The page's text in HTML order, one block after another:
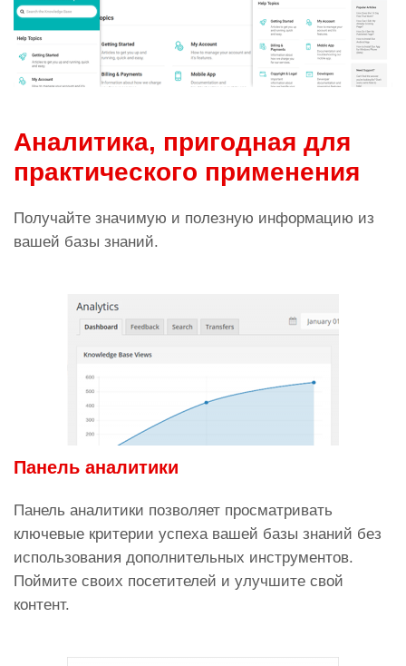
Аналитика, пригодная для
практического применения
Получайте значимую и полезную информацию из
вашей базы знаний.
Панель аналитики
Панель аналитики позволяет просматривать
ключевые критерии успеха вашей базы знаний без
использования дополнительных инструментов.
Поймите своих посетителей и улучшите свой
контент.